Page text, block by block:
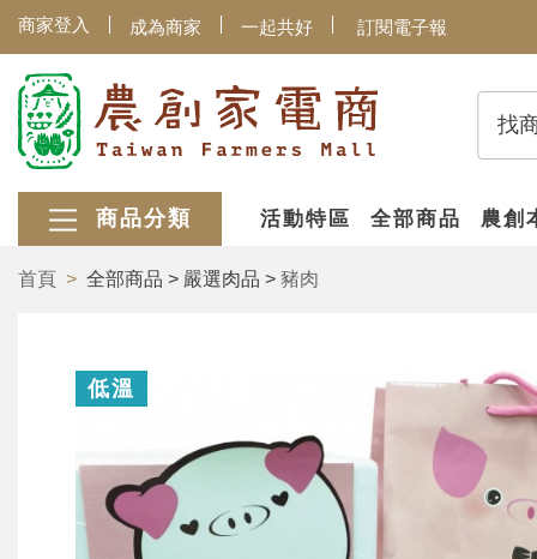
商家登入 成為商家 一起共好 訂閱電子報
找
商品分類 活動特區 全部商品 農創
首頁 全部商品 > 嚴選肉品 > 豬肉
低溫